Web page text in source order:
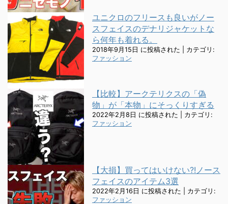
ユニクロのフリースも良いがノー
スフェイスのデナリジャケットな
ら何年も着れる。
2018年9月15日 に投稿された
カテゴリ:
ファッション
【比較】アークテリクスの「偽
物」が「本物」にそっくりすぎる
2022年2月8日 に投稿された
カテゴリ:
ファッション
【大損】買ってはいけない?!ノース
フェイスのアイテム3選
2022年2月16日 に投稿された
カテゴリ:
ファッション